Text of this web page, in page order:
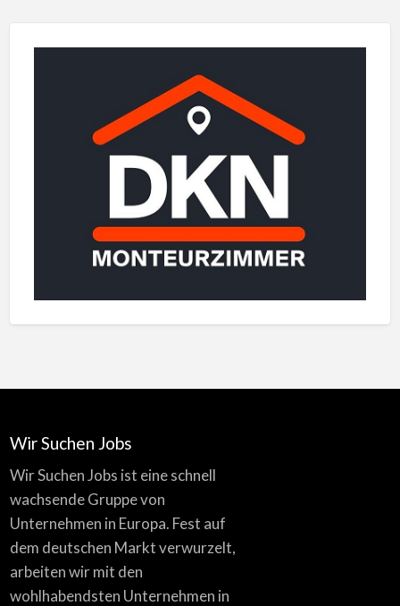
Wir Suchen Jobs
Wir Suchen Jobs ist eine schnell
wachsende Gruppe von
Unternehmen in Europa. Fest auf
dem deutschen Markt verwurzelt,
arbeiten wir mit den
wohlhabendsten Unternehmen in